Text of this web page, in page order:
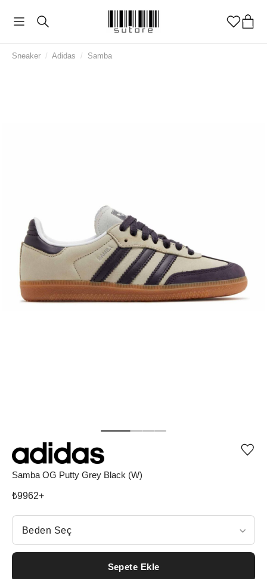
Sneaker / Adidas / Samba
Samba OG Putty Grey Black (W)
₺9962+
Beden Seç
Beden Seç
Sepete Ekle